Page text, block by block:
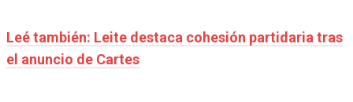
Leé también: Leite destaca cohesión partidaria tras
el anuncio de Cartes